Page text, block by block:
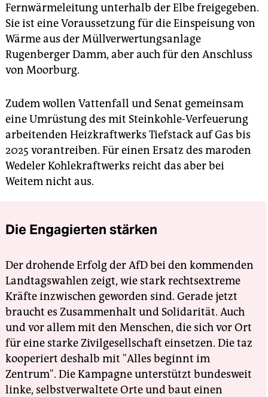
Fernwärmeleitung unterhalb der Elbe freigegeben.
Sie ist eine Voraussetzung für die Einspeisung von
Wärme aus der Müllverwertungsanlage
Rugenberger Damm, aber auch für den Anschluss
von Moorburg.
Zudem wollen Vattenfall und Senat gemeinsam
eine Umrüstung des mit Steinkohle-Verfeuerung
arbeitenden Heizkraftwerks Tiefstack auf Gas bis
2025 vorantreiben. Für einen Ersatz des maroden
Wedeler Kohlekraftwerks reicht das aber bei
Weitem nicht aus.
Die Engagierten stärken
Der drohende Erfolg der AfD bei den kommenden
Landtagswahlen zeigt, wie stark rechtsextreme
Kräfte inzwischen geworden sind. Gerade jetzt
braucht es Zusammenhalt und Solidarität. Auch
und vor allem mit den Menschen, die sich vor Ort
für eine starke Zivilgesellschaft einsetzen. Die taz
kooperiert deshalb mit "Alles beginnt im
Zentrum". Die Kampagne unterstützt bundesweit
linke, selbstverwaltete Orte und baut einen